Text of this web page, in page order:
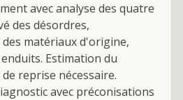
avec analyse des quatre
des désordres,
matériaux d'origine,
Estimation du
reprise nécessaire.
avec préconisations